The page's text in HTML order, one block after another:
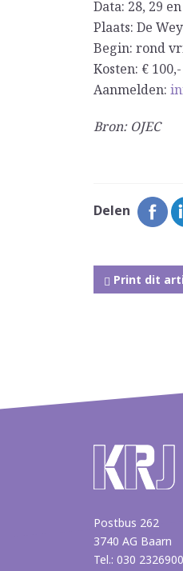
Data: 28, 29
Plaats: De
Begin: rond
Kosten: € 100,-
Aanmelden:
Bron: OJEC
Delen
Print dit
Postbus 262
3740 AG Baarn
Tel.: 030